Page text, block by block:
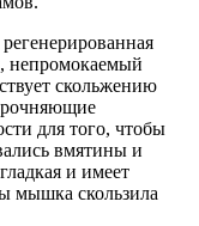
непромокаемый
скольжению
для того, чтобы
вмятины и
и имеет
мышка скользила